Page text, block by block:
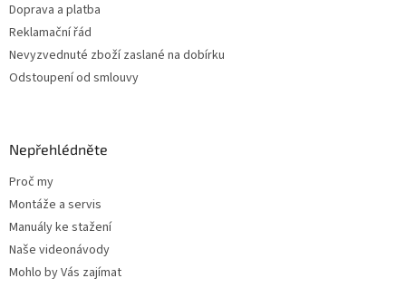
Doprava a platba
Reklamační řád
Nevyzvednuté zboží zaslané na dobírku
Odstoupení od smlouvy
Nepřehlédněte
Proč my
Montáže a servis
Manuály ke stažení
Naše videonávody
Mohlo by Vás zajímat